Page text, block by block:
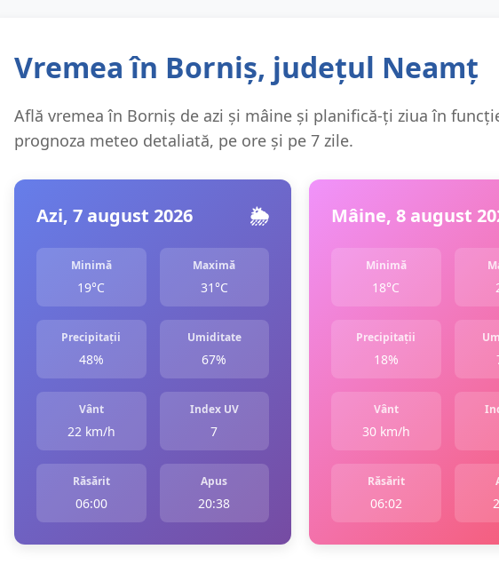
Vremea în Borniș, județul Neamț
Află vremea în Borniș de azi și mâine și planifică-ți ziua în
prognoza meteo detaliată, pe ore și pe 7 zile.
Azi, 7 august 2026 🌦️
Minimă
19°C
Maximă
31°C
Precipitații
48%
Umiditate
67%
Vânt
22 km/h
Index UV
7
Răsărit
06:00
Apus
20:38
Mâine, 8 august
Minimă
18°C
Precipitații
18%
Vânt
30 km/h
Răsărit
06:02